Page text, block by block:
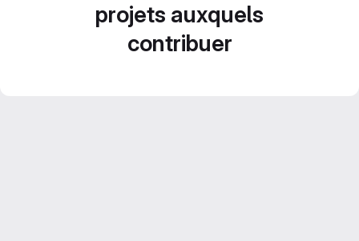
projets auxquels
contribuer